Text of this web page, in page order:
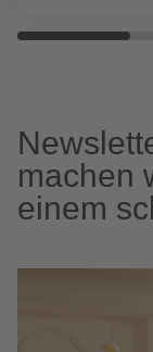
machen
einem